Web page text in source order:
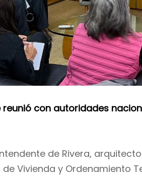
reunió con autoridades
de Rivera,
Vivienda y Ordenamiento